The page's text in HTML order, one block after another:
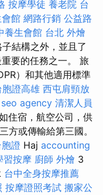
按摩學徒 養老院 台
館 網路行銷 公益路
養生會館 台北 外燴
結構之外，並且了
要的任務之一。 旅
）和其他適用標準
胞證高雄 西屯肩頸放
seo agency 清潔人員
住宿，航空公司，供
方或傳輸給第三國。
證 Haj accounting
習按摩 廚師 外燴 3
台中全身按摩推薦
按摩證照考試 搬家公